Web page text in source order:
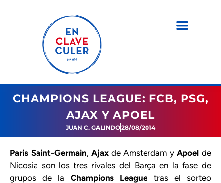
CHAMPIONS LEAGUE: FCB, PSG,
AJAX Y APOEL
JUAN C. GALINDO28/08/2014
Paris Saint-Germain,Ajax de Amsterdam yApoel de
Nicosia son los tres rivales del Barça en la fase de
grupos de la Champions League tras el sorteo